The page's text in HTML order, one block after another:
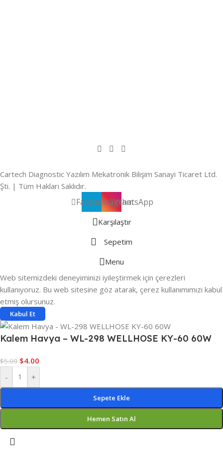
Cartech Diagnostic Yazılım Mekatronik Bilişim Sanayi Ticaret Ltd.
Şti. | Tüm Hakları Saklıdır.
FacebookInstagramWhatsApp
Karşılaştır
Sepetim
Menu
Web sitemizdeki deneyiminizi iyileştirmek için çerezleri
kullanıyoruz. Bu web sitesine göz atarak, çerez kullanımımızı kabul
etmiş olursunuz.
Kabul Et
Kalem Havya – WL-298 WELLHOSE KY-60 60W
$5.00 $4.00
-
+
Sepete Ekle
Hemen Satın Al